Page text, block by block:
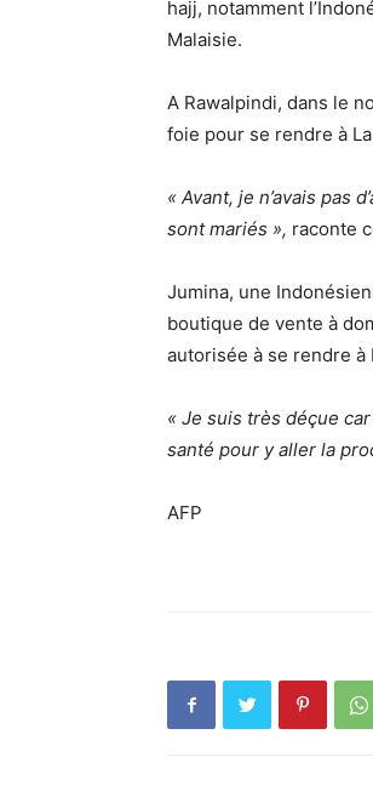
hajj, notamment
Malaisie.
A Rawalpindi, dans le
foie pour se rendre à
« Avant, je n’avais pas
sont mariés », raconte
Jumina, une
boutique de vente à
autorisée à se rendre à
« Je suis très déçue
santé pour y aller la
AFP